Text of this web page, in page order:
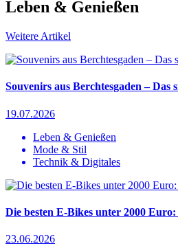
Leben & Genießen
Weitere Artikel
Souvenirs aus Berchtesgaden – Das
19.07.2026
Leben & Genießen
Mode & Stil
Technik & Digitales
Die besten E-Bikes unter 2000
23.06.2026